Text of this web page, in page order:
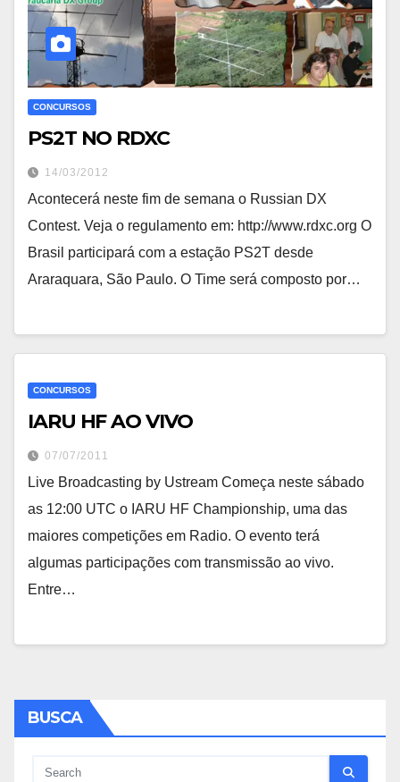
CONCURSOS
PS2T NO RDXC
14/03/2012
Acontecerá neste fim de semana o Russian DX
Contest. Veja o regulamento em: http://www.rdxc.org O
Brasil participará com a estação PS2T desde
Araraquara, São Paulo. O Time será composto por…
CONCURSOS
IARU HF AO VIVO
07/07/2011
Live Broadcasting by Ustream Começa neste sábado
as 12:00 UTC o IARU HF Championship, uma das
maiores competições em Radio. O evento terá
algumas participações com transmissão ao vivo.
Entre…
BUSCA